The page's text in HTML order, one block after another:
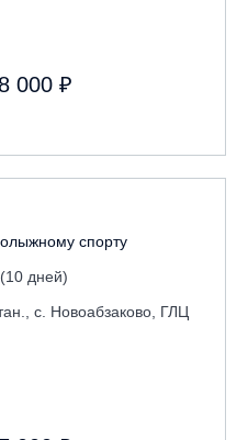
000 ₽
спорту
дней)
с. Новоабзаково, ГЛЦ